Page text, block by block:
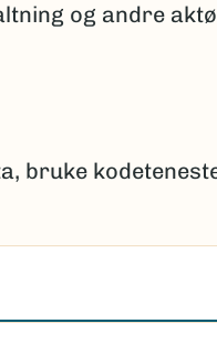
og andre
bruke